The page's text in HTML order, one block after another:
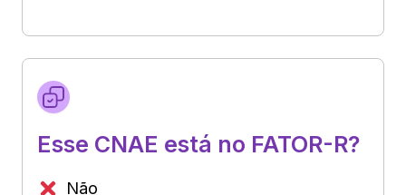
Esse CNAE está no FATOR-R?
Não